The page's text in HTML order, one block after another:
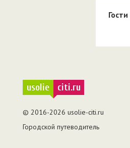
Гости
usolie citi.ru
© 2016-2026 usolie-citi.ru
Городской путеводитель